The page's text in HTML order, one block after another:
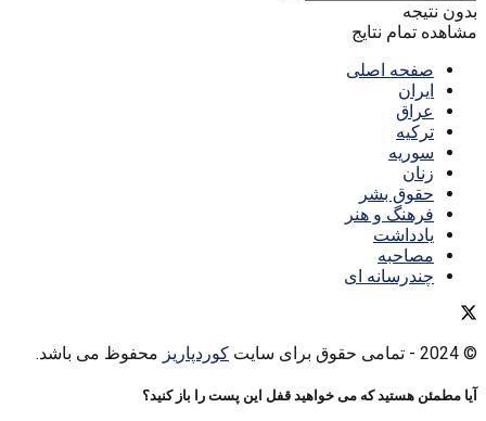
بدون نتیجه
مشاهده تمام نتایج
صفحه اصلی
ایران
عراق
ترکیه
سوریه
زنان
حقوق بشر
فرهنگ و هنر
یادداشت
مصاحبه
چندرسانه ای
© 2024 - تمامی حقوق برای سایت کوردپاریز محفوظ می باشد.
آیا مطمئن هستید که می خواهید قفل این پست را باز کنید؟